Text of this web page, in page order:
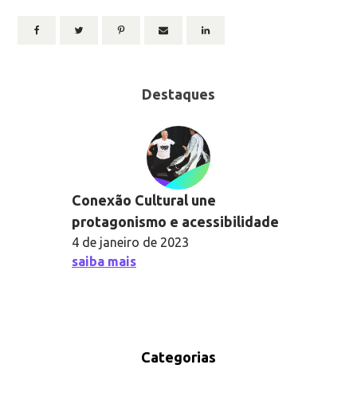
Destaques
Conexão Cultural une
protagonismo e acessibilidade
4 de janeiro de 2023
saiba mais
Categorias